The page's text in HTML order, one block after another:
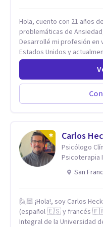
Hola, cuento con 21 años
problemáticas de Ansiedad, Estrés,
Desarrollé mi profesión en
Estados Unidos y
privada. Utilizo terapias
evidencia científica con
objetivos terapéuticos
herramientas concretas
desarrollar nuevas
Carlos
Psicólogo
Psicoterapia
San
🙋🏻 ¡Hola!, soy Carlos
(español 🇪🇸 y francés
Integral de la Universidad